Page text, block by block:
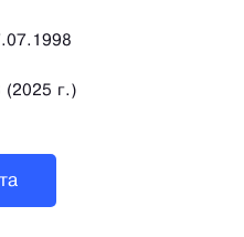
(2025 г.)